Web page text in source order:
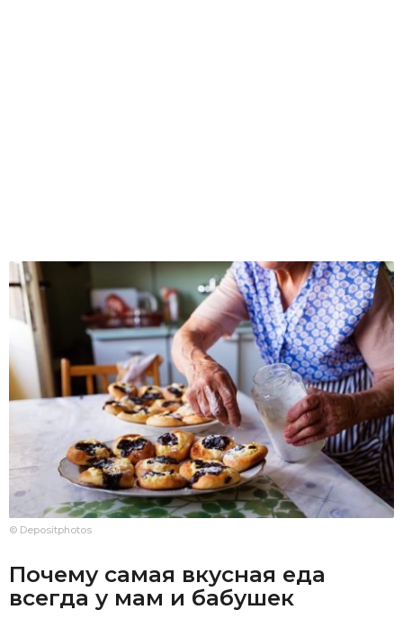
© Depositphotos
Почему самая вкусная еда
всегда у мам и бабушек